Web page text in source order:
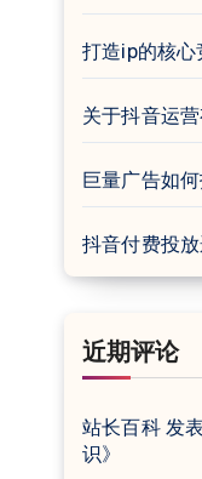
打造ip的核心
关于抖音运
巨量广告如
抖音付费投
近期评论
站长百科发
识》